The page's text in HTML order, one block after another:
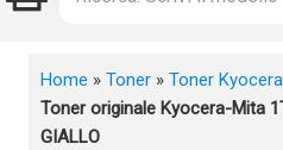
Home » Toner » Toner
Toner originale Kyocera-Mita
GIALLO